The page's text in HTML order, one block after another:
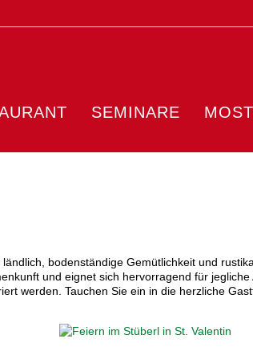
SEMINARE
bodenständige Gemütlichkeit und
und eignet sich hervorragend für
werden. Tauchen Sie ein in die herzliche